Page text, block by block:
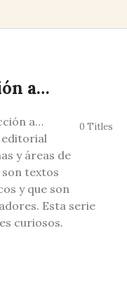
a…
0 Titles
a…
editorial
y áreas de
textos
y que son
Esta serie
curiosos.